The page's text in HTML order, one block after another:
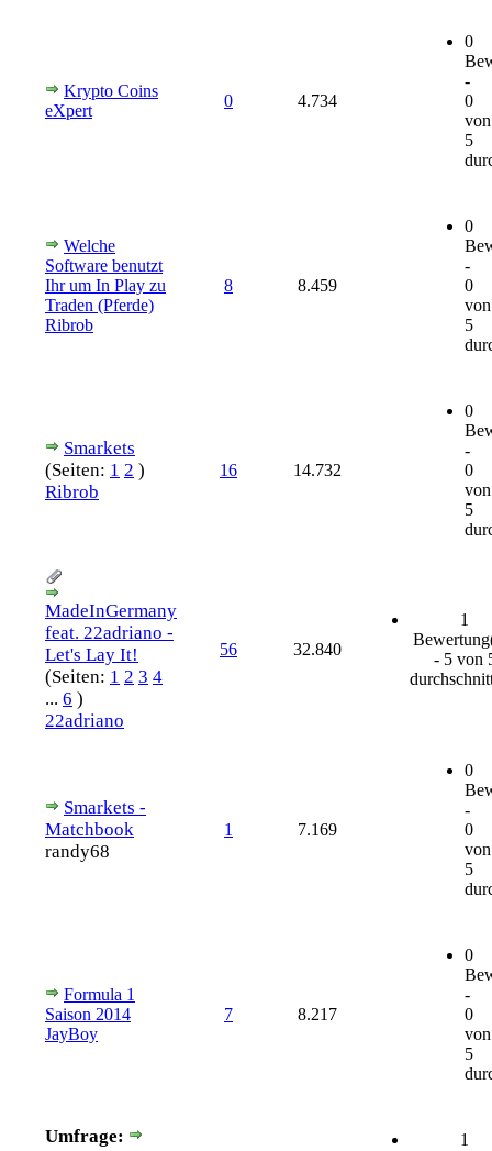
Krypto Coins
eXpert
0 4.734
0
-
0
von
5
Welche
Software benutzt
Ihr um In Play zu
Traden (Pferde)
Ribrob
8 8.459
0
-
0
von
5
Smarkets
(Seiten: 1 2 )
Ribrob
16 14.732
0
-
0
von
5
MadeInGermany
feat. 22adriano -
Let's Lay It!
(Seiten: 1 2 3 4
... 6 )
22adriano
56 32.840
1
- 5 von
Smarkets -
Matchbook
randy68
1 7.169
0
-
0
von
5
Formula 1
Saison 2014
JayBoy
7 8.217
0
-
0
von
5
Umfrage:
1